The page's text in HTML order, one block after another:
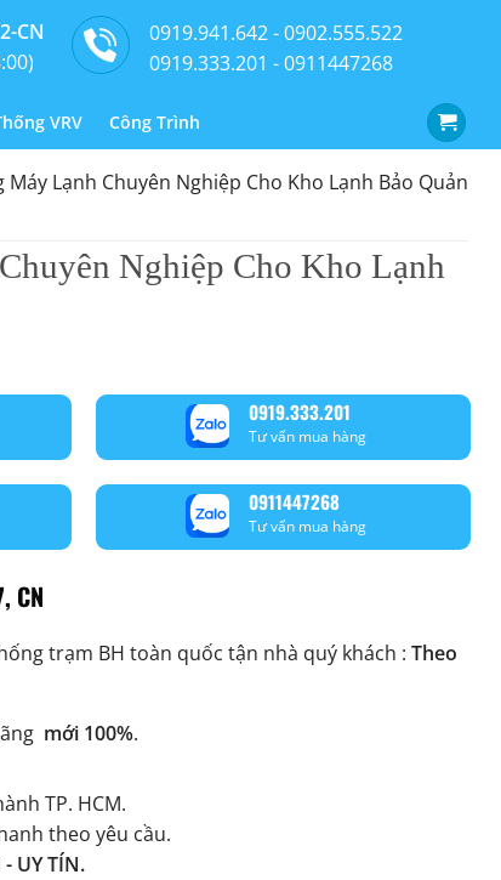
CN
0919.941.642 - 0902.555.522
0919.333.201 - 0911447268
VRV Công Trình
Máy Lạnh Chuyên Nghiệp Cho Kho Lạnh Bảo Quản
Nghiệp Cho Kho Lạnh
0919.333.201
Tư vấn mua hàng
0911447268
Tư vấn mua hàng
CN
trạm BH toàn quốc tận nhà quý khách : Theo
mới 100%.
TP. HCM.
theo yêu cầu.
UY TÍN.